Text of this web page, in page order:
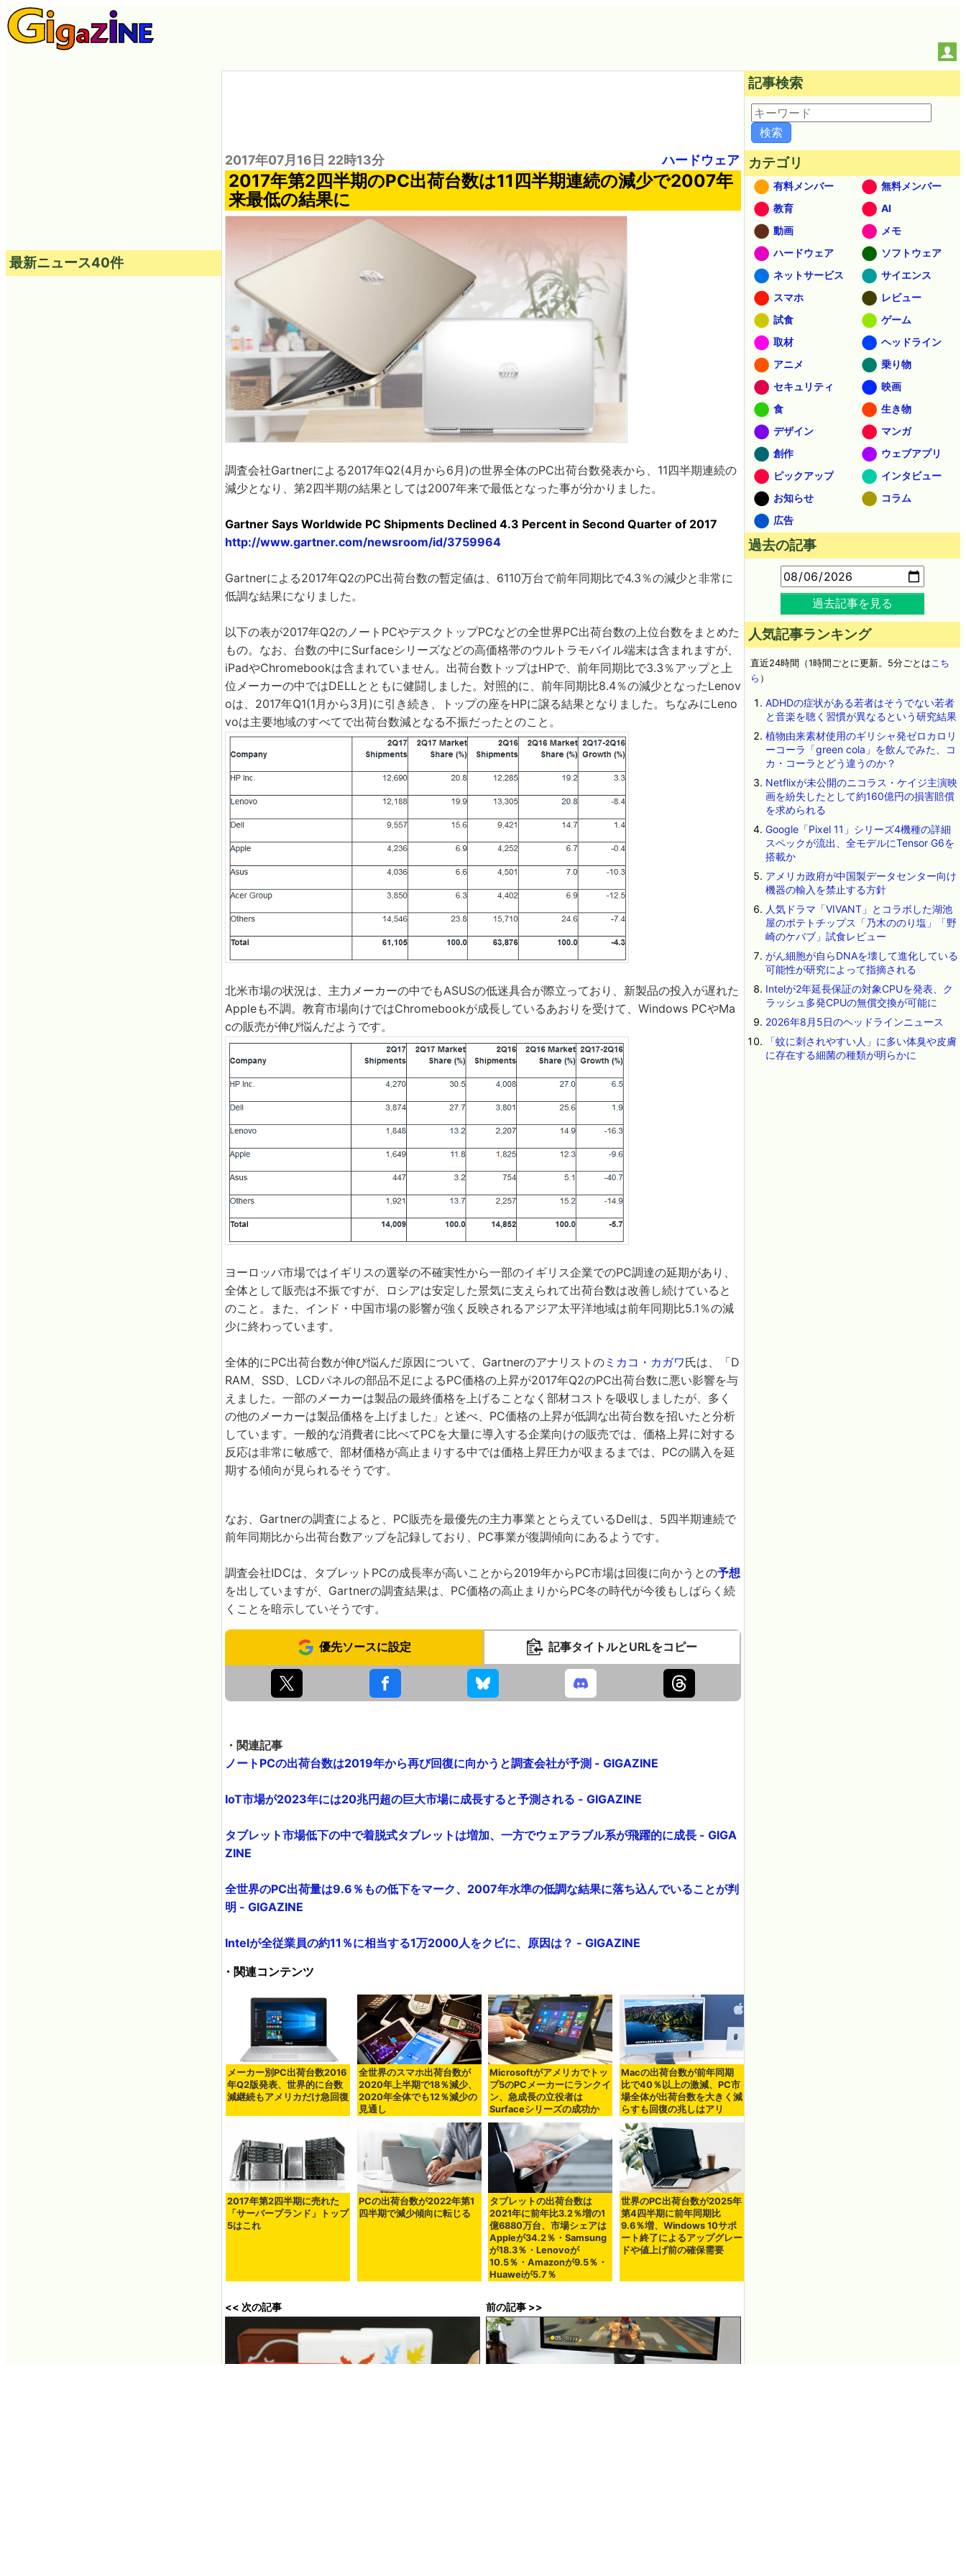
2017年07月16日 22時13分 ハードウェア
2017年第2四半期のPC出荷台数は11四半期連続の減少で2007年
来最低の結果に
調査会社Gartnerによる2017年Q2(4月から6月)の世界全体のPC出荷台数発表から、11四半期連続の
減少となり、第2四半期の結果としては2007年来で最低となった事が分かりました。
Gartner Says Worldwide PC Shipments Declined 4.3 Percent in Second Quarter of 2017
http://www.gartner.com/newsroom/id/3759964
Gartnerによる2017年Q2のPC出荷台数の暫定値は、6110万台で前年同期比で4.3％の減少と非常に
低調な結果になりました。
以下の表が2017年Q2のノートPCやデスクトップPCなどの全世界PC出荷台数の上位台数をまとめた
もの。なお、台数の中にSurfaceシリーズなどの高価格帯のウルトラモバイル端末は含まれますが、
iPadやChromebookは含まれていません。出荷台数トップはHPで、前年同期比で3.3％アップと上
位メーカーの中ではDELLとともに健闘しました。対照的に、前年同期比8.4％の減少となったLenov
oは、2017年Q1(1月から3月)に引き続き、トップの座をHPに譲る結果となりました。ちなみにLeno
voは主要地域のすべてで出荷台数減となる不振だったとのこと。
北米市場の状況は、主力メーカーの中でもASUSの低迷具合が際立っており、新製品の投入が遅れた
Appleも不調。教育市場向けではChromebookが成長しているあおりを受けて、Windows PCやMa
cの販売が伸び悩んだようです。
ヨーロッパ市場ではイギリスの選挙の不確実性から一部のイギリス企業でのPC調達の延期があり、
全体として販売は不振ですが、ロシアは安定した景気に支えられて出荷台数は改善し続けていると
のこと。また、インド・中国市場の影響が強く反映されるアジア太平洋地域は前年同期比5.1％の減
少に終わっています。
全体的にPC出荷台数が伸び悩んだ原因について、Gartnerのアナリストの ミカコ・カガワ氏は、「D
RAM、SSD、LCDパネルの部品不足によるPC価格の上昇が2017年Q2のPC出荷台数に悪い影響を与
えました。一部のメーカーは製品の最終価格を上げることなく部材コストを吸収しましたが、多く
の他のメーカーは製品価格を上げました」と述べ、PC価格の上昇が低調な出荷台数を招いたと分析
しています。一般的な消費者に比べてPCを大量に導入する企業向けの販売では、価格上昇に対する
反応は非常に敏感で、部材価格が高止まりする中では価格上昇圧力が収まるまでは、PCの購入を延
期する傾向が見られるそうです。
なお、Gartnerの調査によると、PC販売を最優先の主力事業ととらえているDellは、5四半期連続で
前年同期比から出荷台数アップを記録しており、PC事業が復調傾向にあるようです。
調査会社IDCは、タブレットPCの成長率が高いことから2019年からPC市場は回復に向かうとの予想
を出していますが、Gartnerの調査結果は、PC価格の高止まりからPC冬の時代が今後もしばらく続
くことを暗示していそうです。
優先ソースに設定 記事タイトルとURLをコピー
・関連記事
ノートPCの出荷台数は2019年から再び回復に向かうと調査会社が予測 - GIGAZINE
IoT市場が2023年には20兆円超の巨大市場に成長すると予測される - GIGAZINE
タブレット市場低下の中で着脱式タブレットは増加、一方でウェアラブル系が飛躍的に成長 - GIGA
ZINE
全世界のPC出荷量は9.6％もの低下をマーク、2007年水準の低調な結果に落ち込んでいることが判
明 - GIGAZINE
Intelが全従業員の約11％に相当する1万2000人をクビに、原因は？ - GIGAZINE
・関連コンテンツ
メーカー別PC出荷台数2016
年Q2版発表、世界的に台数
減継続もアメリカだけ急回復
全世界のスマホ出荷台数が
2020年上半期で18％減少、
2020年全体でも12％減少の
見通し
Microsoftがアメリカでトッ
プ5のPCメーカーにランクイ
ン、急成長の立役者は
Surfaceシリーズの成功か
Macの出荷台数が前年同期
比で40％以上の激減、PC市
場全体が出荷台数を大きく減
らすも回復の兆しはアリ
2017年第2四半期に売れた
「サーバーブランド」トップ
5はこれ
PCの出荷台数が2022年第1
四半期で減少傾向に転じる
タブレットの出荷台数は
2021年に前年比3.2％増の1
億6880万台、市場シェアは
Appleが34.2％・Samsung
が18.3％・Lenovoが
10.5％・Amazonが9.5％・
Huaweiが5.7％
世界のPC出荷台数が2025年
第4四半期に前年同期比
9.6％増、Windows 10サポ
ート終了によるアップグレー
ドや値上げ前の確保需要
<< 次の記事 前の記事 >>
最新ニュース40件
記事検索
カテゴリ
有料メンバー
無料メンバー
教育
AI
動画
メモ
ハードウェア
ソフトウェア
ネットサービス
サイエンス
スマホ
レビュー
試食
ゲーム
取材
ヘッドライン
アニメ
乗り物
セキュリティ
映画
食
生き物
デザイン
マンガ
創作
ウェブアプリ
ピックアップ
インタビュー
お知らせ
コラム
広告
過去の記事
過去記事を見る
人気記事ランキング
直近24時間（1時間ごとに更新。5分ごとはこち
ら ）
ADHDの症状がある若者はそうでない若者
と音楽を聴く習慣が異なるという研究結果
植物由来素材使用のギリシャ発ゼロカロリ
ーコーラ「green cola」を飲んでみた、コ
カ・コーラとどう違うのか？
Netflixが未公開のニコラス・ケイジ主演映
画を紛失したとして約160億円の損害賠償
を求められる
Google「Pixel 11」シリーズ4機種の詳細
スペックが流出、全モデルにTensor G6を
搭載か
アメリカ政府が中国製データセンター向け
機器の輸入を禁止する方針
人気ドラマ「VIVANT」とコラボした湖池
屋のポテトチップス「乃木ののり塩」「野
崎のケバブ」試食レビュー
がん細胞が自らDNAを壊して進化している
可能性が研究によって指摘される
Intelが2年延長保証の対象CPUを発表、ク
ラッシュ多発CPUの無償交換が可能に
2026年8月5日のヘッドラインニュース
「蚊に刺されやすい人」に多い体臭や皮膚
に存在する細菌の種類が明らかに